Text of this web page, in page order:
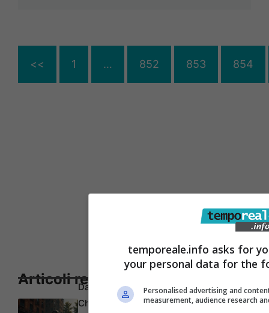
<< 1 … 852 853 854
Articoli recentiDa Gioco a Tragedia:
Chiede 176 Milioni per
temporeale.info asks for
your personal data for the
Personalised advertising and
measurement, audience research